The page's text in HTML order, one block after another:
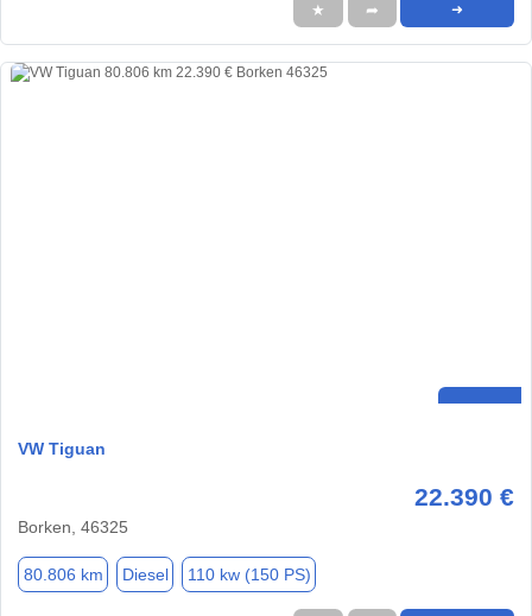
★ ➦ ➜
VW Tiguan
22.390 €
Borken, 46325
80.806 km Diesel 110 kw (150 PS)